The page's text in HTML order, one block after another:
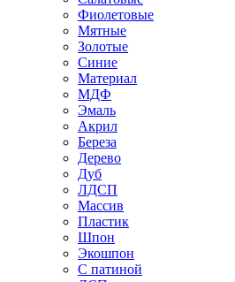
Фиолетовые
Мятные
Золотые
Синие
Материал
МДФ
Эмаль
Акрил
Береза
Дерево
Дуб
ЛДСП
Массив
Пластик
Шпон
Экошпон
С патиной